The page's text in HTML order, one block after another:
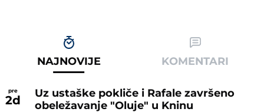
NAJNOVIJE KOMENTARI
pre
2d
Uz ustaške pokliče i Rafale završeno
obeležavanje "Oluje" u Kninu